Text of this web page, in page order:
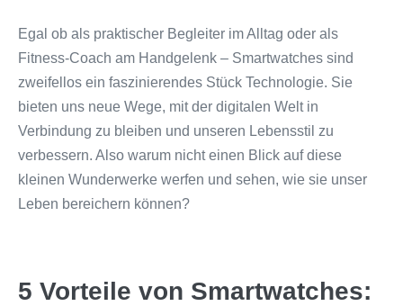
Egal ob als praktischer Begleiter im Alltag oder als
Fitness-Coach am Handgelenk – Smartwatches sind
zweifellos ein faszinierendes Stück Technologie. Sie
bieten uns neue Wege, mit der digitalen Welt in
Verbindung zu bleiben und unseren Lebensstil zu
verbessern. Also warum nicht einen Blick auf diese
kleinen Wunderwerke werfen und sehen, wie sie unser
Leben bereichern können?
5 Vorteile von Smartwatches: